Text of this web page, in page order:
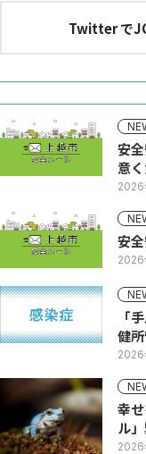
Twitter で
安
意
2026
安
2026
「手足
健所
2026
幸
ル
2026